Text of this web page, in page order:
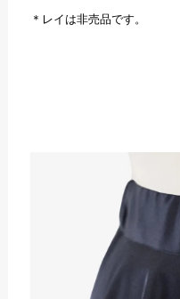
＊レイは非売品です。